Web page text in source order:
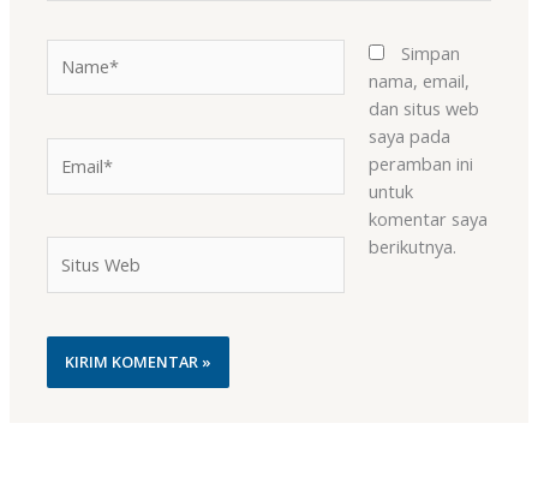
Web
Simpan
nama, email,
dan situs web
saya pada
peramban ini
untuk
komentar saya
berikutnya.